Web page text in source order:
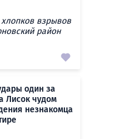
взрывов
район
один за
Лисок чудом
незнакомца